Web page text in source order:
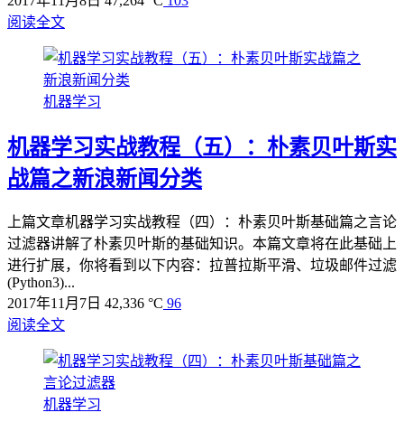
阅读全文
机器学习
机器学习实战教程（五）：朴素贝叶斯实
战篇之新浪新闻分类
上篇文章机器学习实战教程（四）：朴素贝叶斯基础篇之言论
过滤器讲解了朴素贝叶斯的基础知识。本篇文章将在此基础上
进行扩展，你将看到以下内容：拉普拉斯平滑、垃圾邮件过滤
(Python3)...
2017年11月7日 42,336 °C 96
阅读全文
机器学习